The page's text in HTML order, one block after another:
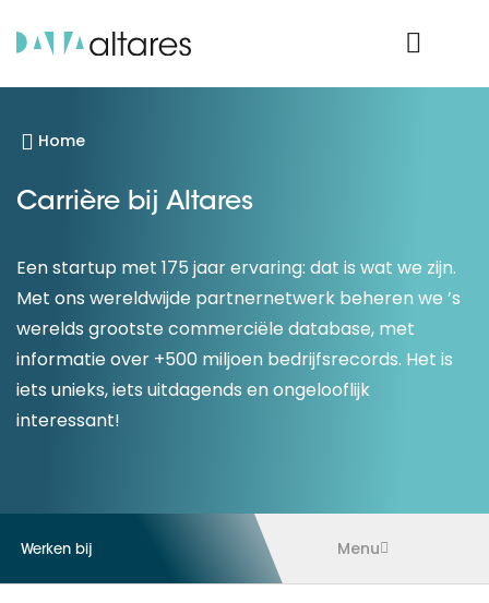
Home
Carrière bij Altares
Een startup met 175 jaar ervaring: dat is wat we zijn.
Met ons wereldwijde partnernetwerk beheren we ’s
werelds grootste commerciële database, met
informatie over +500 miljoen bedrijfsrecords. Het is
iets unieks, iets uitdagends en ongelooflijk
interessant!
Werken bij Menu